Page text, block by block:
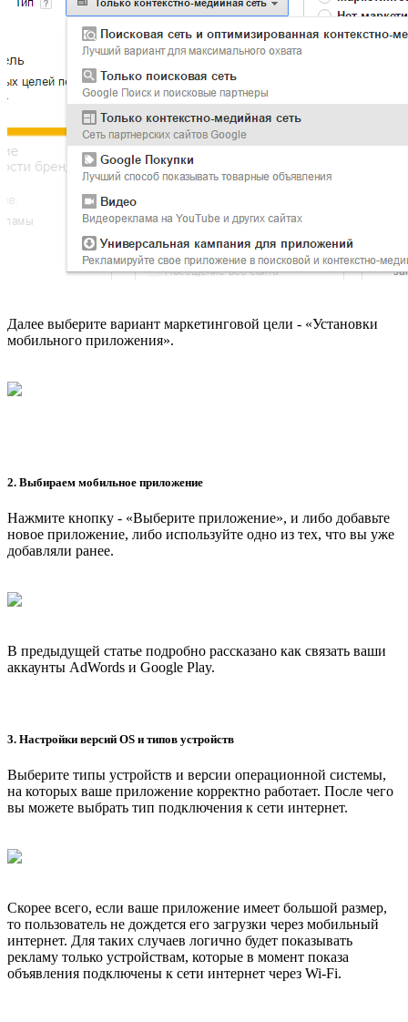
Далее выберите вариант маркетинговой цели - «Установки
мобильного приложения».
2. Выбираем мобильное приложение
Нажмите кнопку - «Выберите приложение», и либо добавьте
новое приложение, либо используйте одно из тех, что вы уже
добавляли ранее.
В предыдущей статье подробно рассказано как связать ваши
аккаунты AdWords и Google Play.
3. Настройки версий OS и типов устройств
Выберите типы устройств и версии операционной системы,
на которых ваше приложение корректно работает. После чего
вы можете выбрать тип подключения к сети интернет.
Скорее всего, если ваше приложение имеет большой размер,
то пользователь не дождется его загрузки через мобильный
интернет. Для таких случаев логично будет показывать
рекламу только устройствам, которые в момент показа
объявления подключены к сети интернет через Wi-Fi.